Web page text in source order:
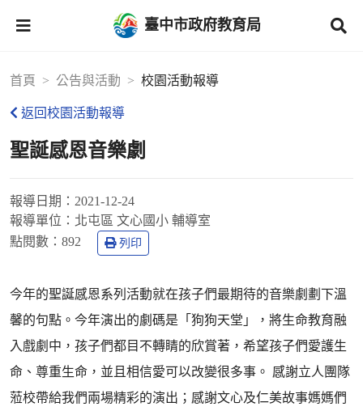
臺中市政府教育局
首頁 公告與活動 校園活動報導
返回校園活動報導
聖誕感恩音樂劇
報導日期： 2021-12-24
報導單位： 北屯區 文心國小 輔導室
點閱數： 892 列印
今年的聖誕感恩系列活動就在孩子們最期待的音樂劇劃下溫
馨的句點。今年演出的劇碼是「狗狗天堂」，將生命教育融
入戲劇中，孩子們都目不轉睛的欣賞著，希望孩子們愛護生
命、尊重生命，並且相信愛可以改變很多事。 感謝立人團隊
蒞校帶給我們兩場精彩的演出；感謝文心及仁美故事媽媽們